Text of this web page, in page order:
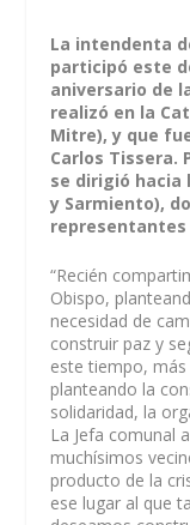
La intendenta
participó este
aniversario de
realizó en la
Mitre), y que
Carlos Tissera.
se dirigió hacia
y Sarmiento),
representantes
“Recién
Obispo,
necesidad de
construir paz y
este tiempo,
planteando la
solidaridad, la
La Jefa comunal
muchísimos
producto de la
ese lugar al que